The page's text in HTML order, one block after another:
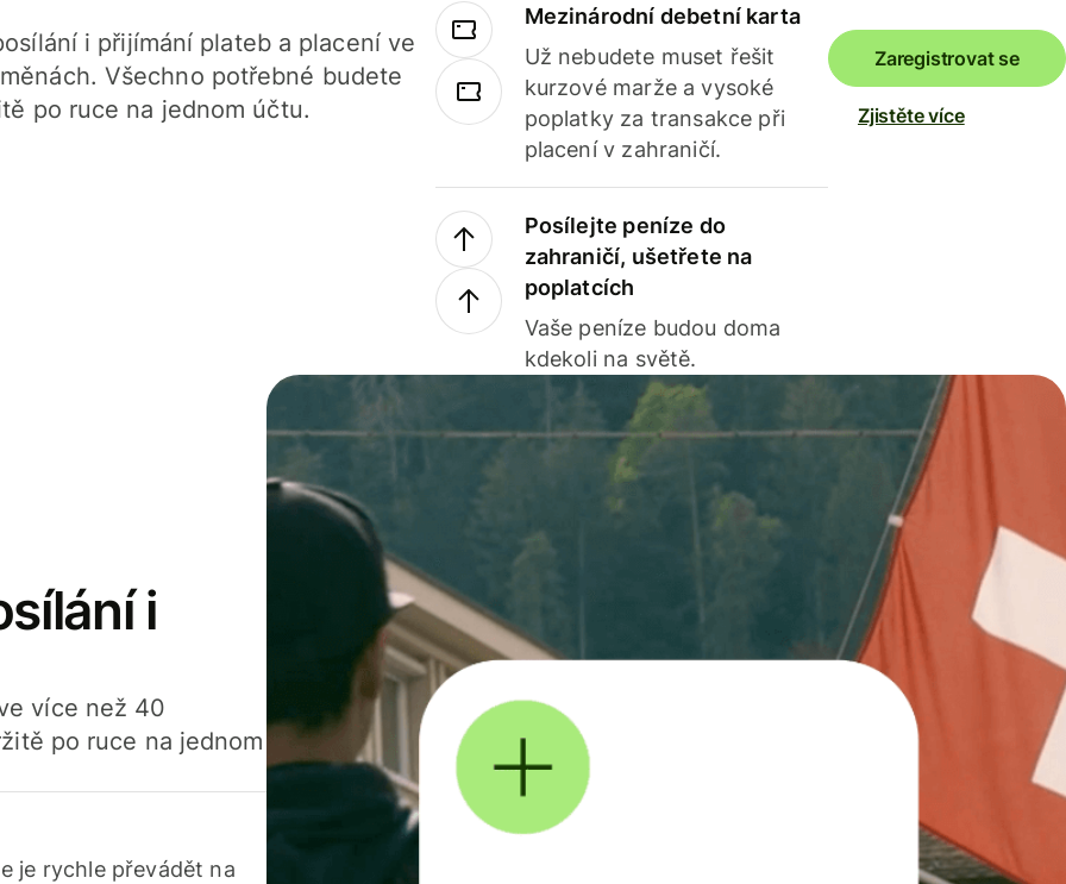
i přijímání plateb a placení ve
Všechno potřebné budete
po ruce na jednom účtu.
Mezinárodní debetní karta
Už nebudete muset řešit
kurzové marže a vysoké
poplatky za transakce při
placení v zahraničí.
Posílejte peníze do
zahraničí, ušetřete na
poplatcích
Vaše peníze budou doma
kdekoli na světě.
Zaregistrovat se
Zjistěte více
i
více než 40
po ruce na jednom
je rychle převádět na